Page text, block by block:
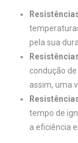
pela sua
condução
assim, uma
tempo de
a eficiência